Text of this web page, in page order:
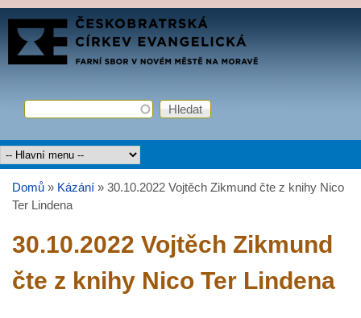
Přejít k hlavnímu obsahu
FARNÍ
SBOR
Vyhledávání
Hledat
Hlavní menu
Jste zde
Domů » Kázání » 30.10.2022 Vojtěch Zikmund čte z knihy Nico
Ter Lindena
30.10.2022 Vojtěch Zikmund
čte z knihy Nico Ter Lindena